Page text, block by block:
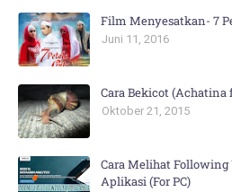
Film Menyesatkan- 7
Juni 11, 2016
Cara Bekicot
Oktober 21, 2015
Cara Melihat
Aplikasi (For PC)